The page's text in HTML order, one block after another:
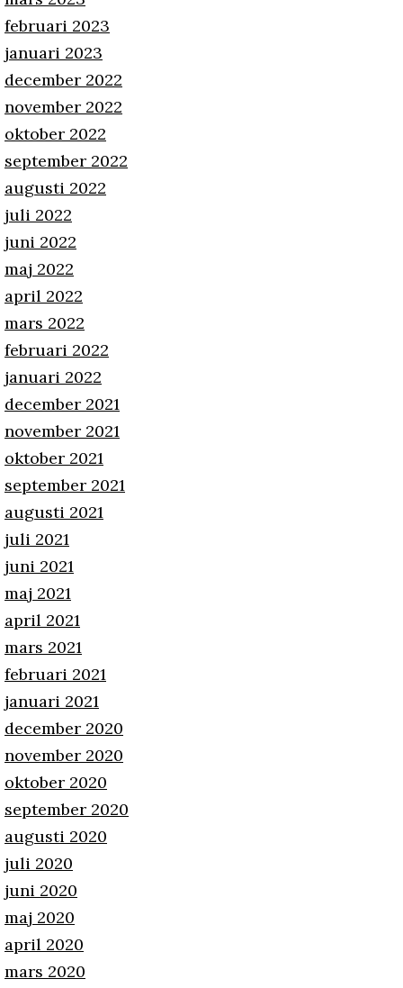
februari 2023
januari 2023
december 2022
november 2022
oktober 2022
september 2022
augusti 2022
juli 2022
juni 2022
maj 2022
april 2022
mars 2022
februari 2022
januari 2022
december 2021
november 2021
oktober 2021
september 2021
augusti 2021
juli 2021
juni 2021
maj 2021
april 2021
mars 2021
februari 2021
januari 2021
december 2020
november 2020
oktober 2020
september 2020
augusti 2020
juli 2020
juni 2020
maj 2020
april 2020
mars 2020